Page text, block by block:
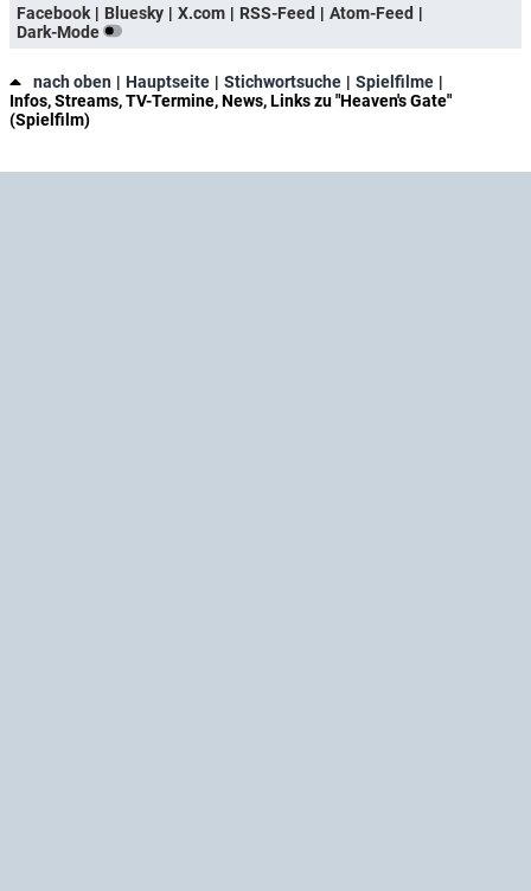
Facebook
Bluesky X.com RSS-Feed
Atom-Feed
Dark-Mode
nach oben Hauptseite Stichwortsuche
Spielfilme
Infos, Streams, TV-Termine, News, Links zu "Heaven's Gate"
(Spielfilm)